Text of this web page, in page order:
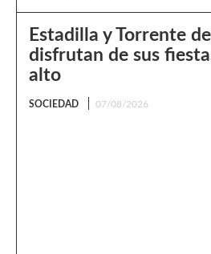
Estadilla y Torrente
disfrutan de sus
alto
SOCIEDAD 07/08/2026